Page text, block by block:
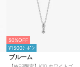
50%OFF
¥1500ｸｰﾎﾟﾝ
ブルーム